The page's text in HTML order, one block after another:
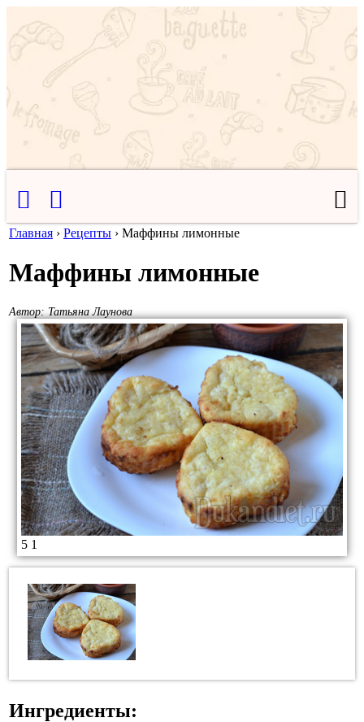
Главная › Рецепты › Маффины лимонные
Маффины лимонные
Автор: Татьяна Лаунова
5 1
Ингредиенты: